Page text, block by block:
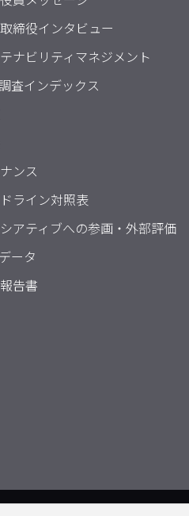
締役インタビュー
ナビリティマネジメント
査インデックス
ンス
ライン対照表
アティブへの参画・外部評価
ータ
告書